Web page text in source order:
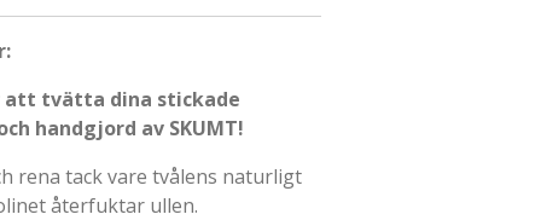
att tvätta dina stickade
handgjord av SKUMT!
rena tack vare tvålens naturligt
återfuktar ullen.